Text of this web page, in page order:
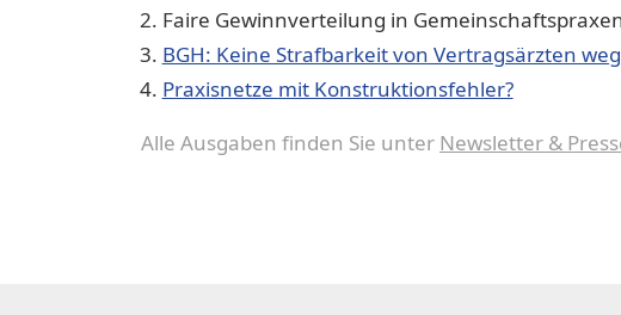
Faire Gewinnverteilung in
BGH: Keine Strafbarkeit von Vertragsärzten
Praxisnetze mit Konstruktionsfehler?
Alle Ausgaben finden Sie unter Newsletter &